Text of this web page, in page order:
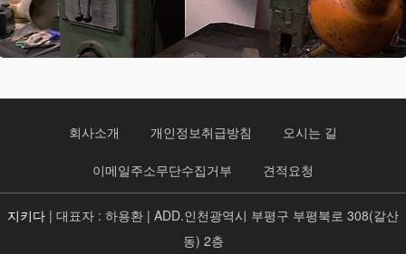
회사소개 개인정보취급방침 오시는 길
이메일주소무단수집거부 견적요청
지키다 | 대표자 : 하용환 | ADD.인천광역시 부평구 부평북로 308(갈산
동) 2층